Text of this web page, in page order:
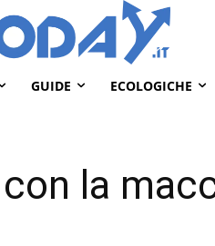
GUIDE ECOLOGICHE
la